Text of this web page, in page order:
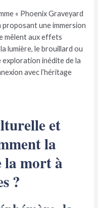
« Phoenix Graveyard
proposant une immersion
mêlent aux effets
lumière, le brouillard ou
exploration inédite de la
avec l’héritage
et
la
la mort à
?